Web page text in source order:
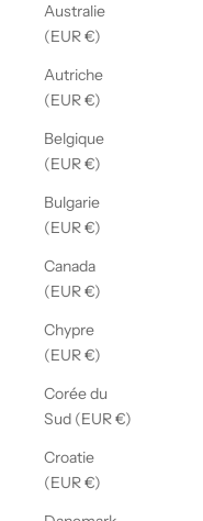
Australie
(EUR €)
Autriche
(EUR €)
Belgique
(EUR €)
Bulgarie
(EUR €)
Canada
(EUR €)
Chypre
(EUR €)
Corée du
Sud (EUR €)
Croatie
(EUR €)